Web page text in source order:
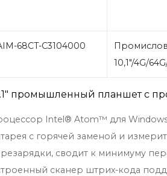
68CT-C3104000
10,1"/4G/
промышленный планшет с
Intel® Atom™ для Windows
с горячей заменой и
сводит к минимуму
сканер штрих-кода